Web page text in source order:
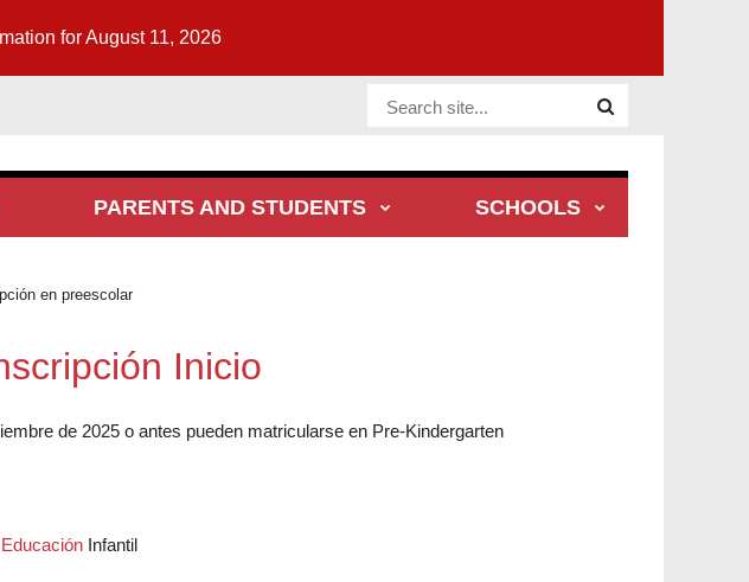
for August 11, 2026
Website Site
PARENTS AND STUDENTS SCHOOLS
en preescolar
Inicio
de 2025 o antes pueden matricularse en Pre-Kindergarten
EducaciónInfantil